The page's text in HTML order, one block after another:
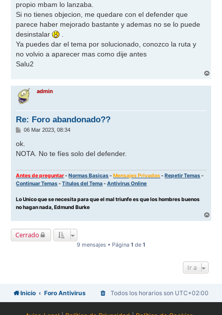
a
j
e
propio mbam lo lanzaba.
Si no tienes objecion, me quedare con el defender que
parece haber mejorado bastante y ademas no se lo puede
desinstalar
Ya puedes dar el tema por solucionado, conozco la ruta y
no volvio a aparecer mas como dije antes
Salu2
r
admin
Re: Foro abandonado??
M
n
a
06 Mar 2023, 08:34
ok.
NOTA. No te fíes solo del defender.
Antes de preguntar-Normas Basicas-Mensajes Privados-Repetir Temas-
Continuar Temas-Titulos del Tema-Antivirus Online
Lo Unico que se necesita para que el mal triunfe es que los hombres buenos
no hagan nada, Edmund Burke
r
Cerrado
9 mensajes • Página 1 de 1
Ir a
Inicio Foro Antivirus Todos los horarios son UTC+02:00